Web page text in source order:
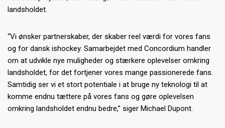
landsholdet.
“Vi ønsker partnerskaber, der skaber reel værdi for vores fans
og for dansk ishockey. Samarbejdet med Concordium handler
om at udvikle nye muligheder og stærkere oplevelser omkring
landsholdet, for det fortjener vores mange passionerede fans.
Samtidig ser vi et stort potentiale i at bruge ny teknologi til at
komme endnu tættere på vores fans og gøre oplevelsen
omkring landsholdet endnu bedre,” siger Michael Dupont.